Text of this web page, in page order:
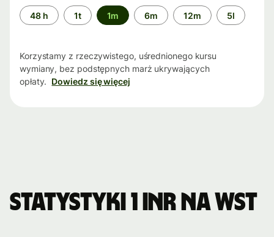
Przedział
czasu
48 h 1t 1m 6m 12m 5l
Korzystamy z rzeczywistego, uśrednionego kursu
wymiany, bez podstępnych marż ukrywających
opłaty. Dowiedz się więcej
Statystyki 1 INR na WST